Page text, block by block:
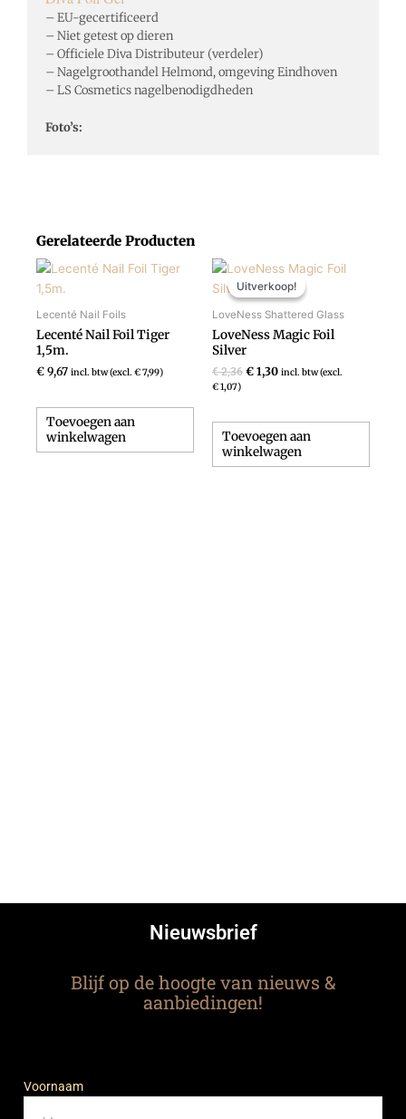
– EU-gecertificeerd
– Niet getest op dieren
– Officiele Diva Distributeur (verdeler)
– Nagelgroothandel Helmond, omgeving Eindhoven
– LS Cosmetics nagelbenodigdheden
Foto’s:
Gerelateerde Producten
Lecenté Nail Foils
Lecenté Nail Foil Tiger
1,5m.
€ 9,67 incl. btw (excl. €7,99)
Toevoegen aan
winkelwagen
Uitverkoop!
Uitverkoop!
LoveNess Shattered Glass
LoveNess Magic Foil
Silver
€2,36
Oorspronkelijke
prijs
was:
€ 2,36.
€ 1,30
Huidige
prijs
is:
€ 1,30.
incl. btw (excl.
€1,07)
Toevoegen aan
winkelwagen
Nieuwsbrief
Blijf op de hoogte van nieuws &
aanbiedingen!
Voornaam